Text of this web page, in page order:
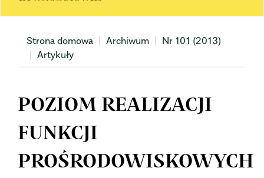
Strona domowa Archiwum
Nr 101 (2013)
Artykuły
POZIOM REALIZACJI
FUNKCJI
PROŚRODOWISKOWYCH